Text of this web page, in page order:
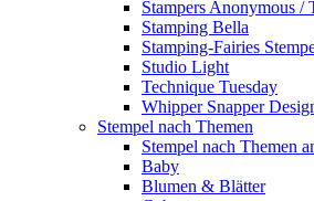
Stampers Anonymous /
Stamping Bella
Stamping-Fairies
Studio Light
Technique Tuesday
Whipper Snapper
Stempel nach Themen
Stempel nach Themen
Baby
Blumen & Blätter